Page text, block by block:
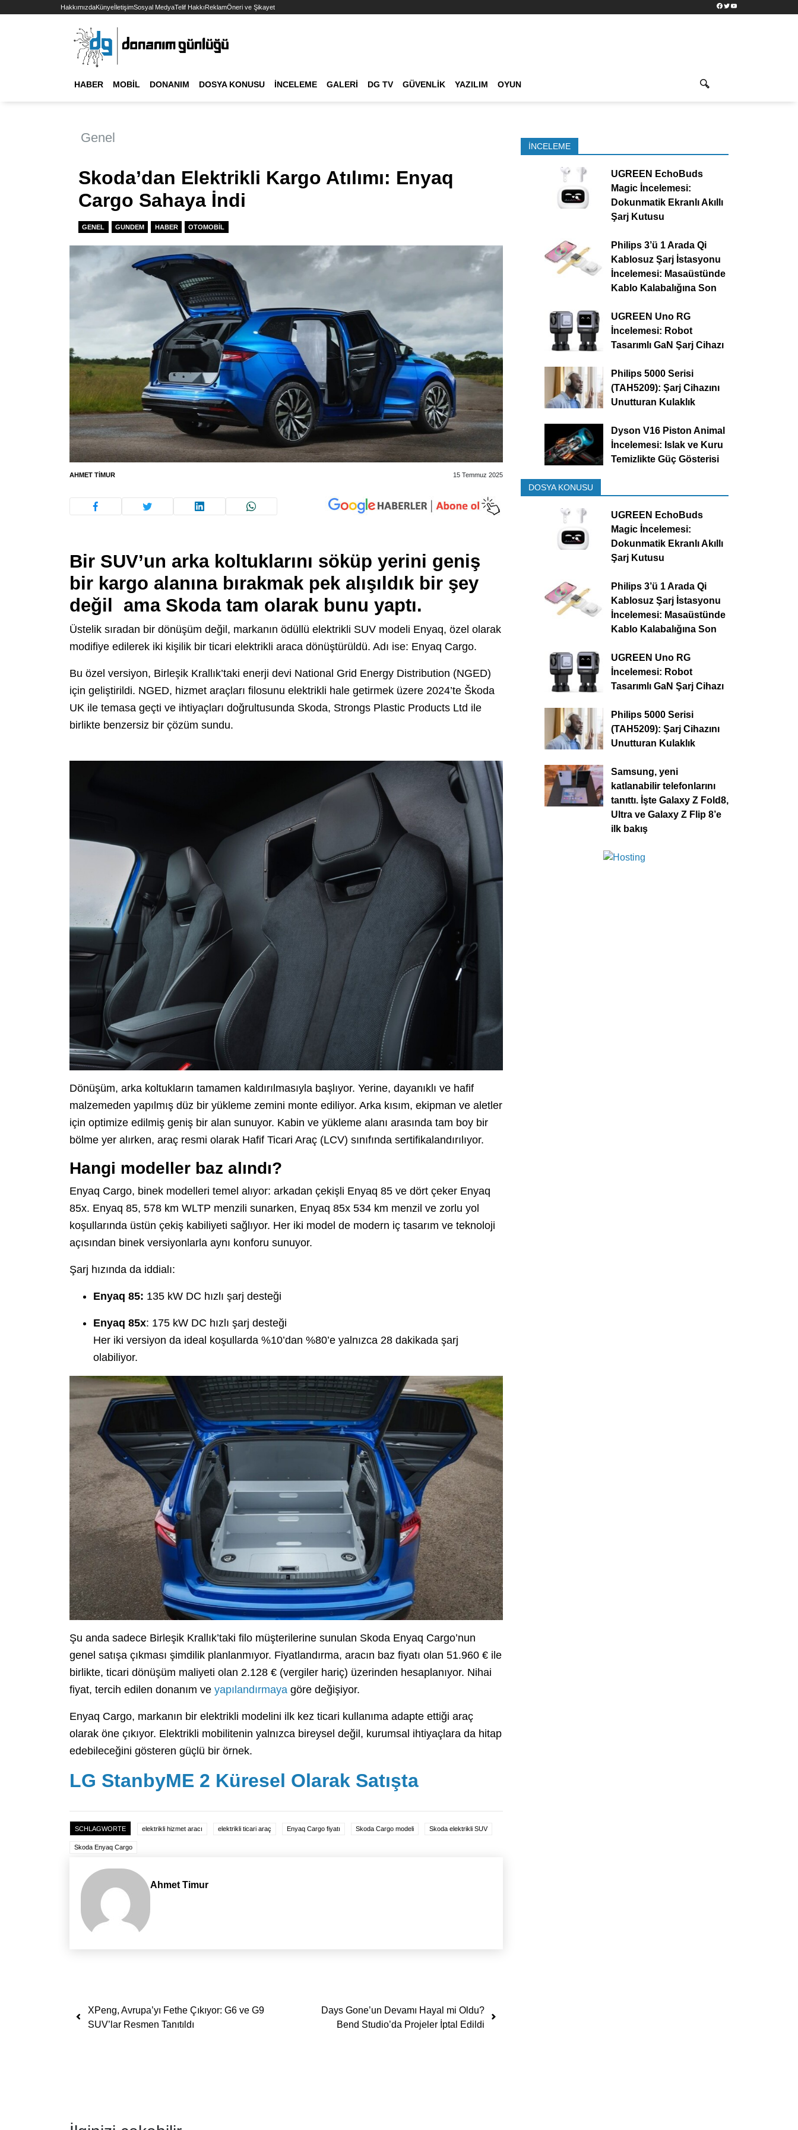
HakkımızdaKünyeİletişimSosyal MedyaTelif HakkıReklamÖneri ve Şikayet Facebook
TwitterYouTube
HABER MOBIL DONANIM DOSYA KONUSU İNCELEME GALERI DG TV GÜVENLIK YAZILIM OYUN
Genel
Skoda’dan Elektrikli Kargo Atılımı: Enyaq
Cargo Sahaya İndi
GENEL GUNDEM HABER OTOMOBIL
AHMET TIMUR 15 Temmuz 2025
Bir SUV’un arka koltuklarını söküp yerini geniş
bir kargo alanına bırakmak pek alışıldık bir şey
değil ama Skoda tam olarak bunu yaptı.
Üstelik sıradan bir dönüşüm değil, markanın ödüllü elektrikli SUV modeli Enyaq, özel olarak
modifiye edilerek iki kişilik bir ticari elektrikli araca dönüştürüldü. Adı ise: Enyaq Cargo.
Bu özel versiyon, Birleşik Krallık’taki enerji devi National Grid Energy Distribution (NGED)
için geliştirildi. NGED, hizmet araçları filosunu elektrikli hale getirmek üzere 2024’te Škoda
UK ile temasa geçti ve ihtiyaçları doğrultusunda Skoda, Strongs Plastic Products Ltd ile
birlikte benzersiz bir çözüm sundu.
Dönüşüm, arka koltukların tamamen kaldırılmasıyla başlıyor. Yerine, dayanıklı ve hafif
malzemeden yapılmış düz bir yükleme zemini monte ediliyor. Arka kısım, ekipman ve aletler
için optimize edilmiş geniş bir alan sunuyor. Kabin ve yükleme alanı arasında tam boy bir
bölme yer alırken, araç resmi olarak Hafif Ticari Araç (LCV) sınıfında sertifikalandırılıyor.
Hangi modeller baz alındı?
Enyaq Cargo, binek modelleri temel alıyor: arkadan çekişli Enyaq 85 ve dört çeker Enyaq
85x. Enyaq 85, 578 km WLTP menzili sunarken, Enyaq 85x 534 km menzil ve zorlu yol
koşullarında üstün çekiş kabiliyeti sağlıyor. Her iki model de modern iç tasarım ve teknoloji
açısından binek versiyonlarla aynı konforu sunuyor.
Şarj hızında da iddialı:
Enyaq 85: 135 kW DC hızlı şarj desteği
Enyaq 85x: 175 kW DC hızlı şarj desteği
Her iki versiyon da ideal koşullarda %10’dan %80’e yalnızca 28 dakikada şarj
olabiliyor.
Şu anda sadece Birleşik Krallık’taki filo müşterilerine sunulan Skoda Enyaq Cargo’nun
genel satışa çıkması şimdilik planlanmıyor. Fiyatlandırma, aracın baz fiyatı olan 51.960 € ile
birlikte, ticari dönüşüm maliyeti olan 2.128 € (vergiler hariç) üzerinden hesaplanıyor. Nihai
fiyat, tercih edilen donanım ve yapılandırmaya göre değişiyor.
Enyaq Cargo, markanın bir elektrikli modelini ilk kez ticari kullanıma adapte ettiği araç
olarak öne çıkıyor. Elektrikli mobilitenin yalnızca bireysel değil, kurumsal ihtiyaçlara da hitap
edebileceğini gösteren güçlü bir örnek.
LG StanbyME 2 Küresel Olarak Satışta
SCHLAGWORTE elektrikli hizmet aracı elektrikli ticari araç Enyaq Cargo fiyatı Skoda Cargo modeli Skoda elektrikli SUV
Skoda Enyaq Cargo
Ahmet Timur
Yazı dolaşımı
XPeng, Avrupa’yı Fethe Çıkıyor: G6 ve G9
SUV’lar Resmen Tanıtıldı
Days Gone’un Devamı Hayal mi Oldu?
Bend Studio’da Projeler İptal Edildi
İNCELEME
UGREEN EchoBuds
Magic İncelemesi:
Dokunmatik Ekranlı Akıllı
Şarj Kutusu
Philips 3’ü 1 Arada Qi
Kablosuz Şarj İstasyonu
İncelemesi: Masaüstünde
Kablo Kalabalığına Son
UGREEN Uno RG
İncelemesi: Robot
Tasarımlı GaN Şarj Cihazı
Philips 5000 Serisi
(TAH5209): Şarj Cihazını
Unutturan Kulaklık
Dyson V16 Piston Animal
İncelemesi: Islak ve Kuru
Temizlikte Güç Gösterisi
DOSYA KONUSU
UGREEN EchoBuds
Magic İncelemesi:
Dokunmatik Ekranlı Akıllı
Şarj Kutusu
Philips 3’ü 1 Arada Qi
Kablosuz Şarj İstasyonu
İncelemesi: Masaüstünde
Kablo Kalabalığına Son
UGREEN Uno RG
İncelemesi: Robot
Tasarımlı GaN Şarj Cihazı
Philips 5000 Serisi
(TAH5209): Şarj Cihazını
Unutturan Kulaklık
Samsung, yeni
katlanabilir telefonlarını
tanıttı. İşte Galaxy Z Fold8,
Ultra ve Galaxy Z Flip 8’e
ilk bakış